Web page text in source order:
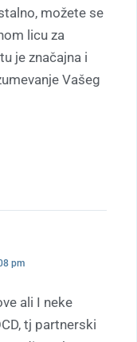
možete se
licu za
je značajna i
Vašeg
pm
ali I neke
tj partnerski